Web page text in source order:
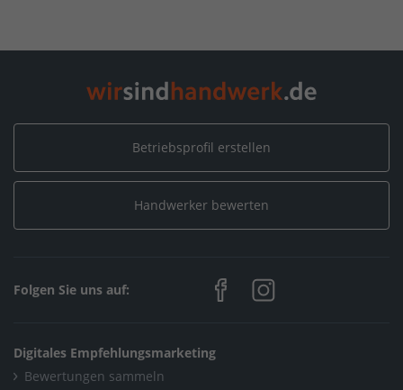
Leistungen / Innen- und Außenputz
Maler, Putz, Stuck & Gips /
Wiezorek Stuckateur Meisterbetrieb / Leistungen /
Innen- und Außenputz
Home / Baden-Württemberg / Gingen / Fils /
Wiezorek Stuckateur Meisterbetrieb / Leistungen
Betriebsprofil erstellen
Handwerker bewerten
Folgen Sie uns auf:
Digitales Empfehlungsmarketing
Bewertungen sammeln